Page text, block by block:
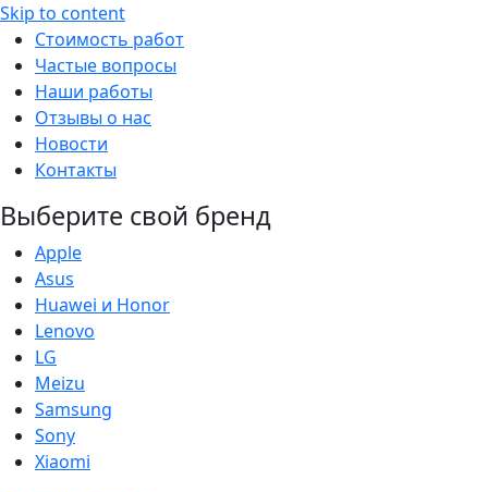
Skip to content
Стоимость работ
Частые вопросы
Наши работы
Отзывы о нас
Новости
Контакты
Выберите свой бренд
Apple
Asus
Huawei и Honor
Lenovo
LG
Meizu
Samsung
Sony
Xiaomi